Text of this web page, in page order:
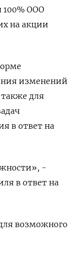
100% ООО
на акции
изменений
для
в ответ на
-
в ответ на
возможного